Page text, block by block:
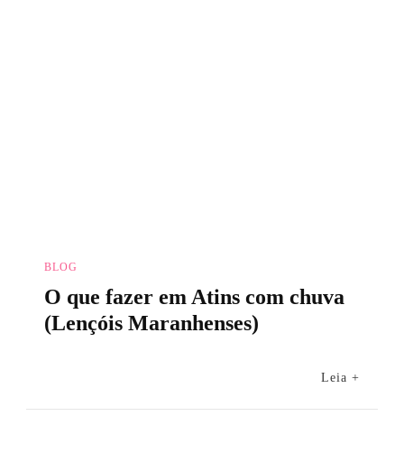
BLOG
O que fazer em Atins com chuva
(Lençóis Maranhenses)
Leia +